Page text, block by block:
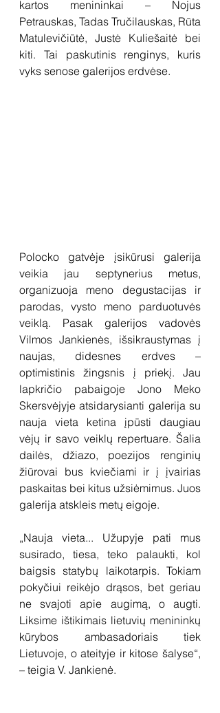
kartos menininkai – Nojus
Petrauskas, Tadas Tručilauskas, Rūta
Matulevičiūtė, Justė Kuliešaitė bei
kiti. Tai paskutinis renginys, kuris
vyks senose galerijos erdvėse.
Polocko gatvėje įsikūrusi galerija
veikia jau septynerius metus,
organizuoja meno degustacijas ir
parodas, vysto meno parduotuvės
veiklą. Pasak galerijos vadovės
Vilmos Jankienės, išsikraustymas į
naujas, didesnes erdves –
optimistinis žingsnis į priekį. Jau
lapkričio pabaigoje Jono Meko
Skersvėjyje atsidarysianti galerija su
nauja vieta ketina įpūsti daugiau
vėjų ir savo veiklų repertuare. Šalia
dailės, džiazo, poezijos renginių
žiūrovai bus kviečiami ir į įvairias
paskaitas bei kitus užsiėmimus. Juos
galerija atskleis metų eigoje.
„Nauja vieta... Užupyje pati mus
susirado, tiesa, teko palaukti, kol
baigsis statybų laikotarpis. Tokiam
pokyčiui reikėjo drąsos, bet geriau
ne svajoti apie augimą, o augti.
Liksime ištikimais lietuvių menininkų
kūrybos ambasadoriais tiek
Lietuvoje, o ateityje ir kitose šalyse“,
– teigia V. Jankienė.